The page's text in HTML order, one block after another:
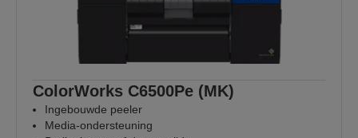
ColorWorks C6500Pe (MK)
Ingebouwde peeler
Media-ondersteuning